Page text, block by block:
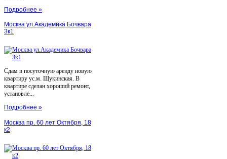
Подробнее »
Москва ул.Академика Бочвара
3к1
Сдам в посуточную аренду новую
квартиру ус.м. Щукинская. В
квартире сделан хороший ремонт,
установле...
Подробнее »
Москва пр. 60 лет Октября, 18
к2